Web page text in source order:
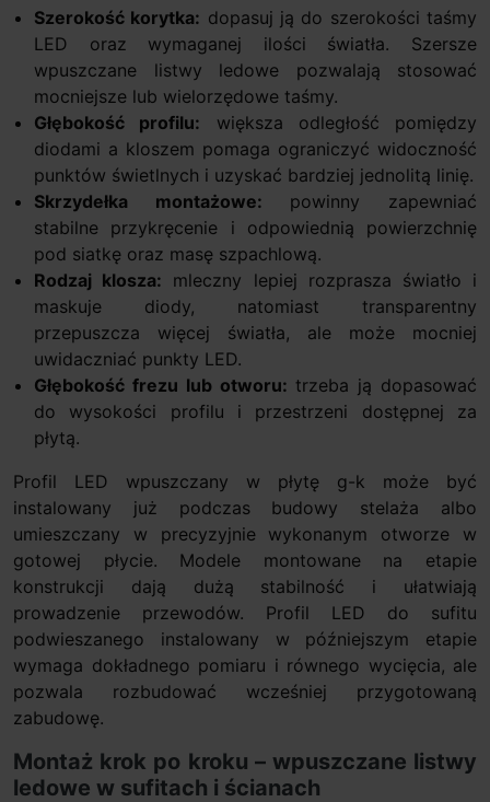
Szerokość korytka: dopasuj ją do szerokości taśmy
LED oraz wymaganej ilości światła. Szersze
wpuszczane listwy ledowe pozwalają stosować
mocniejsze lub wielorzędowe taśmy.
Głębokość profilu: większa odległość pomiędzy
diodami a kloszem pomaga ograniczyć widoczność
punktów świetlnych i uzyskać bardziej jednolitą linię.
Skrzydełka montażowe: powinny zapewniać
stabilne przykręcenie i odpowiednią powierzchnię
pod siatkę oraz masę szpachlową.
Rodzaj klosza: mleczny lepiej rozprasza światło i
maskuje diody, natomiast transparentny
przepuszcza więcej światła, ale może mocniej
uwidaczniać punkty LED.
Głębokość frezu lub otworu: trzeba ją dopasować
do wysokości profilu i przestrzeni dostępnej za
płytą.
Profil LED wpuszczany w płytę g-k może być
instalowany już podczas budowy stelaża albo
umieszczany w precyzyjnie wykonanym otworze w
gotowej płycie. Modele montowane na etapie
konstrukcji dają dużą stabilność i ułatwiają
prowadzenie przewodów. Profil LED do sufitu
podwieszanego instalowany w późniejszym etapie
wymaga dokładnego pomiaru i równego wycięcia, ale
pozwala rozbudować wcześniej przygotowaną
zabudowę.
Montaż krok po kroku – wpuszczane listwy
ledowe w sufitach i ścianach